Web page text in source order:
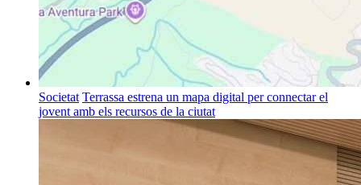
Societat Terrassa estrena un mapa digital per connectar el
jovent amb els recursos de la ciutat